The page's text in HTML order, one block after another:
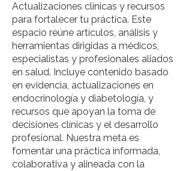
Actualizaciones clínicas y recursos
para fortalecer tu práctica. Este
espacio reúne artículos, análisis y
herramientas dirigidas a médicos,
especialistas y profesionales aliados
en salud. Incluye contenido basado
en evidencia, actualizaciones en
endocrinología y diabetología, y
recursos que apoyan la toma de
decisiones clínicas y el desarrollo
profesional. Nuestra meta es
fomentar una práctica informada,
colaborativa y alineada con la